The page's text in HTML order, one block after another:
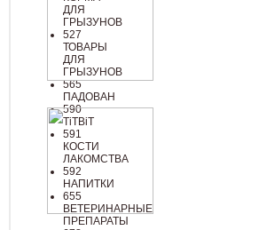
ДЛЯ
ГРЫЗУНОВ
527
ТОВАРЫ
ДЛЯ
ГРЫЗУНОВ
565
ПАДОВАН
590
TiTBiT
591
КОСТИ
ЛАКОМСТВА
592
НАПИТКИ
655
ВЕТЕРИНАРНЫЕ
ПРЕПАРАТЫ